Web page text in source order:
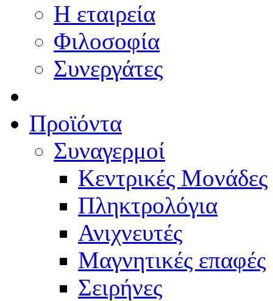
Η εταιρεία
Φιλοσοφία
Συνεργάτες
Προϊόντα
Συναγερμοί
Κεντρικές Μονάδες
Πληκτρολόγια
Ανιχνευτές
Μαγνητικές επαφές
Σειρήνες